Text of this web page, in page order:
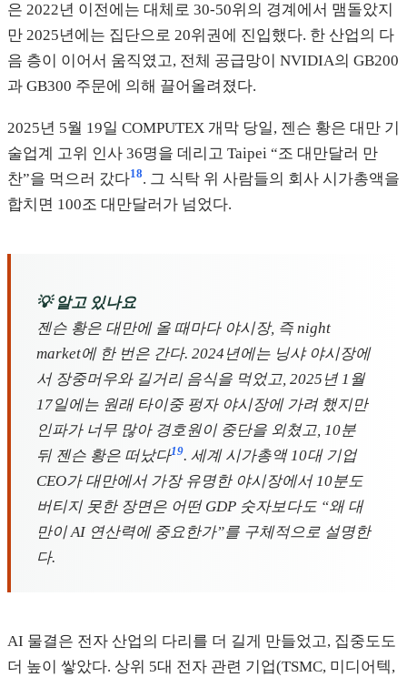
은 2022년 이전에는 대체로 30-50위의 경계에서 맴돌았지
만 2025년에는 집단으로 20위권에 진입했다. 한 산업의 다
음 층이 이어서 움직였고, 전체 공급망이 NVIDIA의 GB200
과 GB300 주문에 의해 끌어올려졌다.
2025년 5월 19일 COMPUTEX 개막 당일, 젠슨 황은 대만 기
술업계 고위 인사 36명을 데리고 Taipei “조 대만달러 만
찬”을 먹으러 갔다18. 그 식탁 위 사람들의 회사 시가총액을
합치면 100조 대만달러가 넘었다.
💡 알고 있나요
젠슨 황은 대만에 올 때마다 야시장, 즉 night
market에 한 번은 간다. 2024년에는 닝샤 야시장에
서 장중머우와 길거리 음식을 먹었고, 2025년 1월
17일에는 원래 타이중 펑자 야시장에 가려 했지만
인파가 너무 많아 경호원이 중단을 외쳤고, 10분
뒤 젠슨 황은 떠났다19. 세계 시가총액 10대 기업
CEO가 대만에서 가장 유명한 야시장에서 10분도
버티지 못한 장면은 어떤 GDP 숫자보다도 “왜 대
만이 AI 연산력에 중요한가”를 구체적으로 설명한
다.
AI 물결은 전자 산업의 다리를 더 길게 만들었고, 집중도도
더 높이 쌓았다. 상위 5대 전자 관련 기업(TSMC, 미디어텍,